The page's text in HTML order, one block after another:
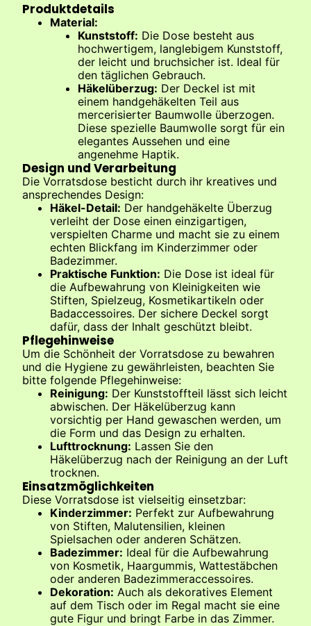
Produktdetails
Material:
Kunststoff: Die Dose besteht aus
hochwertigem, langlebigem Kunststoff,
der leicht und bruchsicher ist. Ideal für
den täglichen Gebrauch.
Häkelüberzug: Der Deckel ist mit
einem handgehäkelten Teil aus
mercerisierter Baumwolle überzogen.
Diese spezielle Baumwolle sorgt für ein
elegantes Aussehen und eine
angenehme Haptik.
Design und Verarbeitung
Die Vorratsdose besticht durch ihr kreatives und
ansprechendes Design:
Häkel-Detail: Der handgehäkelte Überzug
verleiht der Dose einen einzigartigen,
verspielten Charme und macht sie zu einem
echten Blickfang im Kinderzimmer oder
Badezimmer.
Praktische Funktion: Die Dose ist ideal für
die Aufbewahrung von Kleinigkeiten wie
Stiften, Spielzeug, Kosmetikartikeln oder
Badaccessoires. Der sichere Deckel sorgt
dafür, dass der Inhalt geschützt bleibt.
Pflegehinweise
Um die Schönheit der Vorratsdose zu bewahren
und die Hygiene zu gewährleisten, beachten Sie
bitte folgende Pflegehinweise:
Reinigung: Der Kunststoffteil lässt sich leicht
abwischen. Der Häkelüberzug kann
vorsichtig per Hand gewaschen werden, um
die Form und das Design zu erhalten.
Lufttrocknung: Lassen Sie den
Häkelüberzug nach der Reinigung an der Luft
trocknen.
Einsatzmöglichkeiten
Diese Vorratsdose ist vielseitig einsetzbar:
Kinderzimmer: Perfekt zur Aufbewahrung
von Stiften, Malutensilien, kleinen
Spielsachen oder anderen Schätzen.
Badezimmer: Ideal für die Aufbewahrung
von Kosmetik, Haargummis, Wattestäbchen
oder anderen Badezimmeraccessoires.
Dekoration: Auch als dekoratives Element
auf dem Tisch oder im Regal macht sie eine
gute Figur und bringt Farbe in das Zimmer.